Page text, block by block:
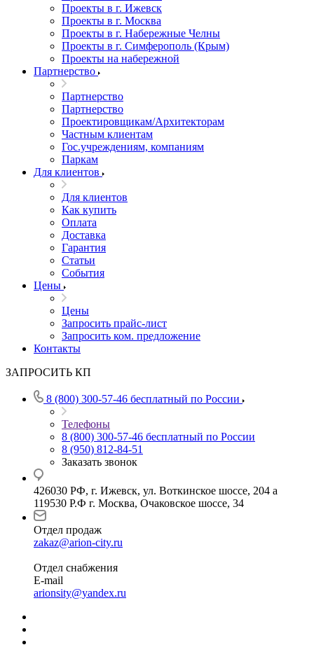
Проекты в г. Ижевск
Проекты в г. Москва
Проекты в г. Набережные Челны
Проекты в г. Симферополь (Крым)
Проекты на набережной
Партнерство
Партнерство
Партнерство
Проектировщикам/Архитекторам
Частным клиентам
Гос.учреждениям, компаниям
Паркам
Для клиентов
Для клиентов
Как купить
Оплата
Доставка
Гарантия
Статьи
События
Цены
Цены
Запросить прайс-лист
Запросить ком. предложение
Контакты
ЗАПРОСИТЬ КП
8 (800) 300-57-46 бесплатный по России
Телефоны
8 (800) 300-57-46 бесплатный по России
8 (950) 812-84-51
Заказать звонок
426030 РФ, г. Ижевск, ул. Воткинское шоссе, 204 а
119530 Р.Ф г. Москва, Очаковское шоссе, 34
Отдел продаж
zakaz@arion-city.ru
Отдел снабжения
E-mail
arionsity@yandex.ru